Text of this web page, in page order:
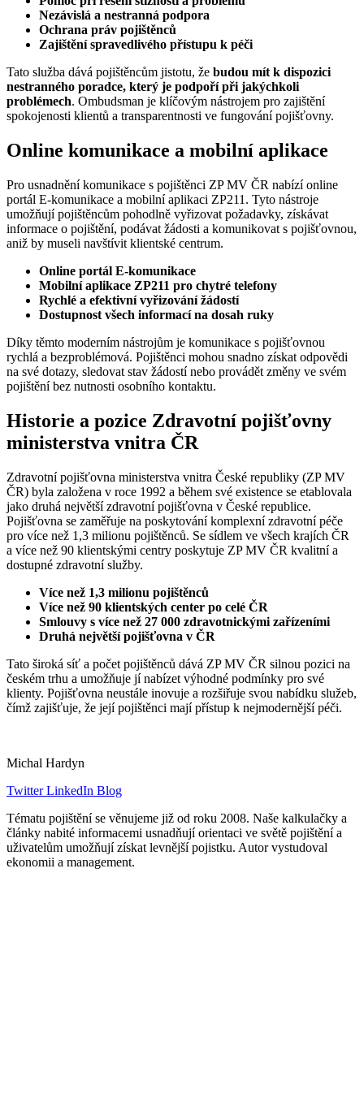
Nezávislá a nestranná podpora
Ochrana práv pojištěnců
Zajištění spravedlivého přístupu k péči
Tato služba dává pojištěncům jistotu, že budou mít k dispozici
nestranného poradce, který je podpoří při jakýchkoli
problémech. Ombudsman je klíčovým nástrojem pro zajištění
spokojenosti klientů a transparentnosti ve fungování pojišťovny.
Online komunikace a mobilní aplikace
Pro usnadnění komunikace s pojištěnci ZP MV ČR nabízí online
portál E-komunikace a mobilní aplikaci ZP211. Tyto nástroje
umožňují pojištěncům pohodlně vyřizovat požadavky, získávat
informace o pojištění, podávat žádosti a komunikovat s pojišťovnou,
aniž by museli navštívit klientské centrum.
Online portál E-komunikace
Mobilní aplikace ZP211 pro chytré telefony
Rychlé a efektivní vyřizování žádostí
Dostupnost všech informací na dosah ruky
Díky těmto moderním nástrojům je komunikace s pojišťovnou
rychlá a bezproblémová. Pojištěnci mohou snadno získat odpovědi
na své dotazy, sledovat stav žádostí nebo provádět změny ve svém
pojištění bez nutnosti osobního kontaktu.
Historie a pozice Zdravotní pojišťovny
ministerstva vnitra ČR
Zdravotní pojišťovna ministerstva vnitra České republiky (ZP MV
ČR) byla založena v roce 1992 a během své existence se etablovala
jako druhá největší zdravotní pojišťovna v České republice.
Pojišťovna se zaměřuje na poskytování komplexní zdravotní péče
pro více než 1,3 milionu pojištěnců. Se sídlem ve všech krajích ČR
a více než 90 klientskými centry poskytuje ZP MV ČR kvalitní a
dostupné zdravotní služby.
Více než 1,3 milionu pojištěnců
Více než 90 klientských center po celé ČR
Smlouvy s více než 27 000 zdravotnickými zařízeními
Druhá největší pojišťovna v ČR
Tato široká síť a počet pojištěnců dává ZP MV ČR silnou pozici na
českém trhu a umožňuje jí nabízet výhodné podmínky pro své
klienty. Pojišťovna neustále inovuje a rozšiřuje svou nabídku služeb,
čímž zajišťuje, že její pojištěnci mají přístup k nejmodernější péči.
Michal Hardyn
TwitterLinkedIn Blog
Tématu pojištění se věnujeme již od roku 2008. Naše kalkulačky a
články nabité informacemi usnadňují orientaci ve světě pojištění a
uživatelům umožňují získat levnější pojistku. Autor vystudoval
ekonomii a management.